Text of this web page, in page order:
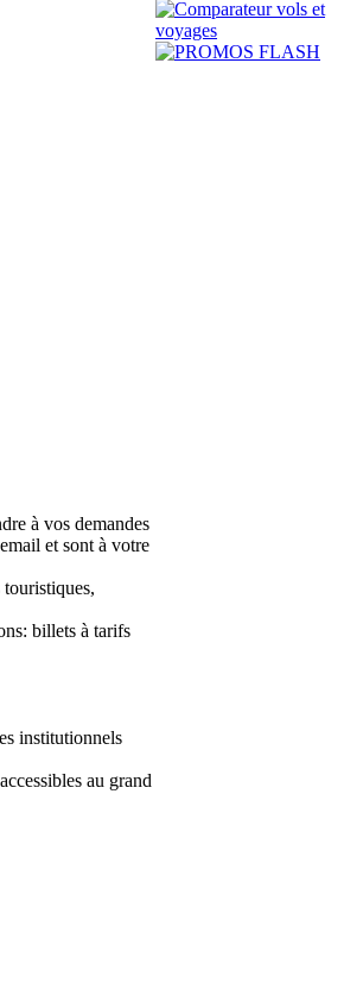
à vos demandes
et sont à votre
billets à tarifs
institutionnels
au grand